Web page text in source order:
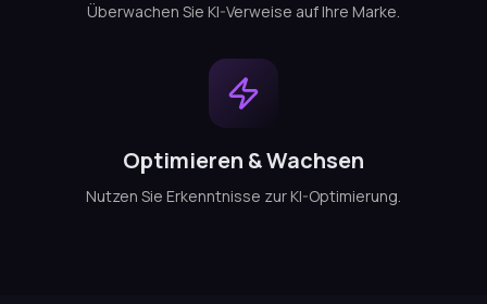
Überwachen Sie KI-Verweise auf Ihre Marke.
Optimieren & Wachsen
Nutzen Sie Erkenntnisse zur KI-Optimierung.